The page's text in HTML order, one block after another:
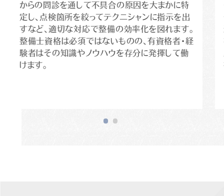
からの問診を通して不具合の原因を大まかに特
定し、点検箇所を絞ってテクニシャンに指示を出
すなど、適切な対応で整備の効率化を図れます。
整備士資格は必須ではないものの、有資格者・経
験者はその知識やノウハウを存分に発揮して働
けます。